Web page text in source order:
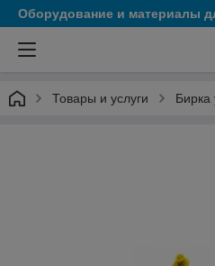
Оборудование и материалы
Товары и услуги